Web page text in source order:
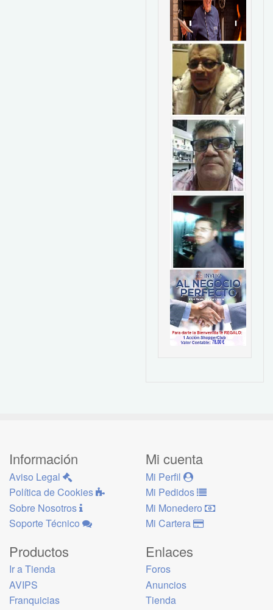
Información
Aviso Legal
Política de Cookies
Sobre Nosotros
Soporte Técnico
Mi cuenta
Mi Perfil
Mi Pedidos
Mi Monedero
Mi Cartera
Productos
Ir a Tienda
AVIPS
Franquicias
Enlaces
Foros
Anuncios
Tienda